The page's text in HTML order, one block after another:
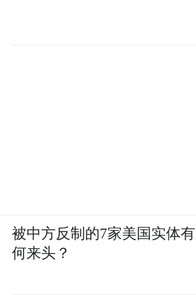
被中方反制的7家美国实体有
何来头？